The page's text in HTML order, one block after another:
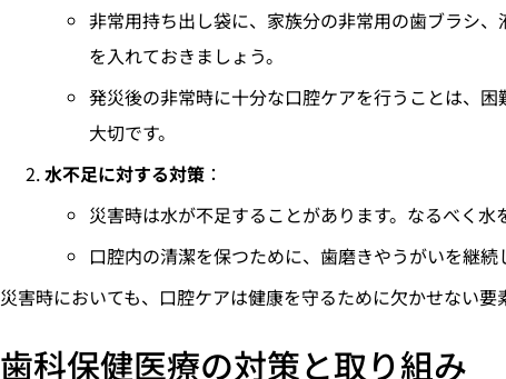
非常用持ち出し袋に、家族分の非常用の歯ブラシ
を入れておきましょう。
発災後の非常時に十分な口腔ケアを行うことは、
大切です。
水不足に対する対策 ：
災害時は水が不足することがあります。なるべく水
口腔内の清潔を保つために、歯磨きやうがいを継続
災害時においても、口腔ケアは健康を守るために欠かせない要
歯科保健医療の対策と取り組み